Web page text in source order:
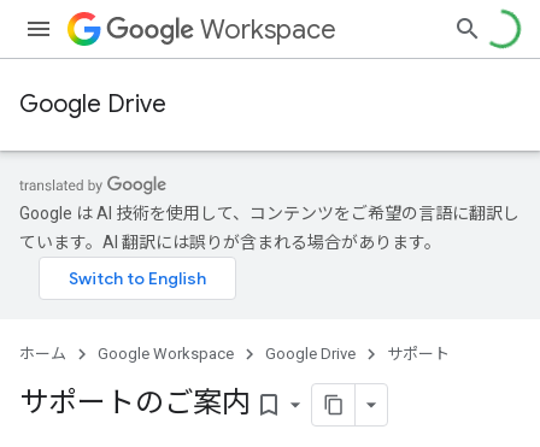
Workspace
Google Drive
Google は AI 技術を使用して、コンテンツをご希望の言語に翻訳し
ています。AI 翻訳には誤りが含まれる場合があります。
ホーム Google Workspace Google Drive サポート
サポートのご案内 bookmark_border